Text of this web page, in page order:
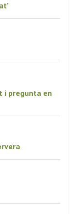
i pregunta en